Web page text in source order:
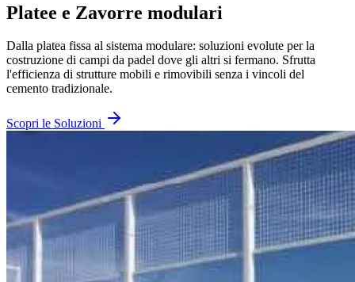
Platee e Zavorre modulari
Dalla platea fissa al sistema modulare: soluzioni evolute per la
costruzione di campi da padel dove gli altri si fermano. Sfrutta
l'efficienza di strutture mobili e rimovibili senza i vincoli del
cemento tradizionale.
Scopri le Soluzioni